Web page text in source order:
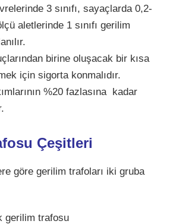
3 sınıfı, sayaçlarda 0,2-
aletlerinde 1 sınıfı gerilim
birine oluşacak bir kısa
için sigorta konmalıdır.
%20 fazlasına kadar
Çeşitleri
göre gerilim trafoları iki gruba
gerilim trafosu